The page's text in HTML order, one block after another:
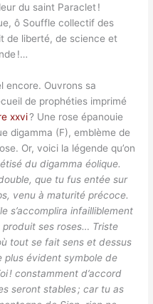
du saint Paraclet !
ô Souffle collectif des
de liberté, de science et
!…
encore. Ouvrons sa
de prophéties imprimé
xxvi? Une rose épanouie
digamma (F), emblème de
Or, voici la légende qu’on
du digamma éolique.
que tu fus entée sur
venu à maturité précoce.
s’accomplira infailliblement
produit ses roses… Triste
tout se fait sens et dessus
plus évident symbole de
! constamment d’accord
seront stables ; car tu as